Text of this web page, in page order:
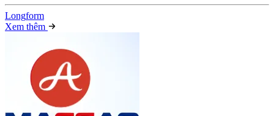
Longform
Xem thêm